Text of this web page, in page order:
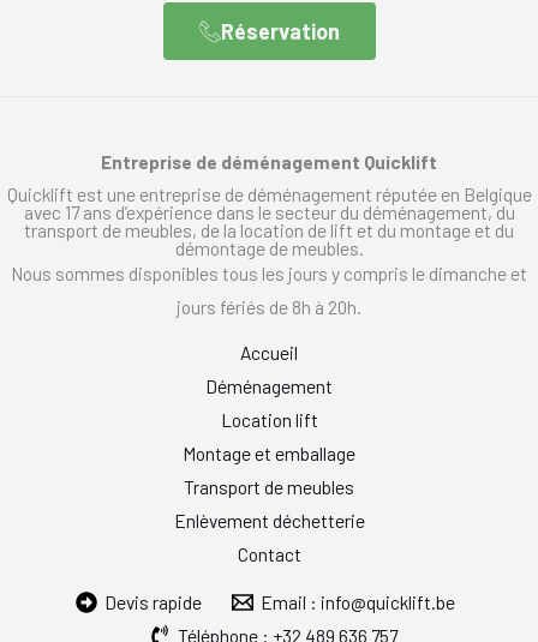
Réservation
Entreprise de déménagement Quicklift
Quicklift est une entreprise de déménagement réputée en Belgique
avec 17 ans d’expérience dans le secteur du déménagement, du
transport de meubles, de la location de lift et du montage et du
démontage de meubles.
Nous sommes disponibles tous les jours y compris le dimanche et
jours fériés de 8h à 20h.
Accueil
Déménagement
Location lift
Montage et emballage
Transport de meubles
Enlèvement déchetterie
Contact
Devis rapide
Email : info@quicklift.be
Téléphone : +32 489 636 757